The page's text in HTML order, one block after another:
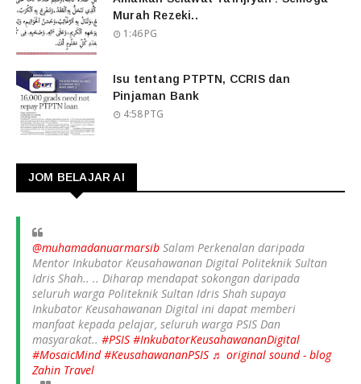
Murah Rezeki..
1:46 PG
Isu tentang PTPTN, CCRIS dan
Pinjaman Bank
4:58 PTG
JOM BELAJAR AI
@muhamadanuarmarsib Salam Perkenalan daripada
Mentor Inkubator Keusahawanan Digital Politeknik Sultan
Idris Shah.. .. Diharap mendapat sokongan daripada
seluruh warga Politeknik Sultan Idris Shah supaya
Inkubator Keusahawanan Digital ini dapat memberi
manfaat kepada pelajar, seluruh warga PSIS Dan
masyarakat.. #PSIS #InkubatorKeusahawananDigital
#MosaicMind #KeusahawananPSIS ♬ original sound - blog
Zahin Travel